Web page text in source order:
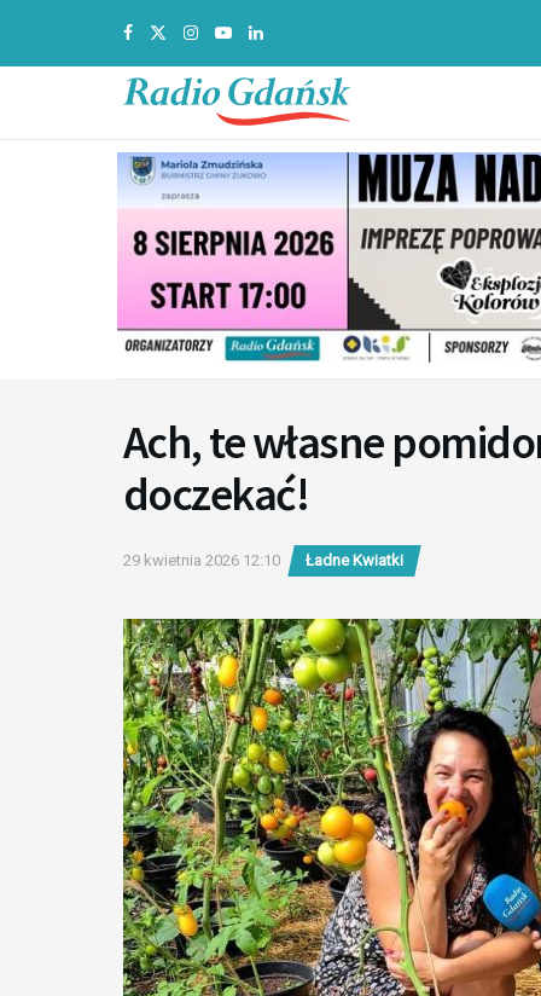
Ach, te własne
doczekać!
29 kwietnia 2026 12:10 Ładne Kwiatki